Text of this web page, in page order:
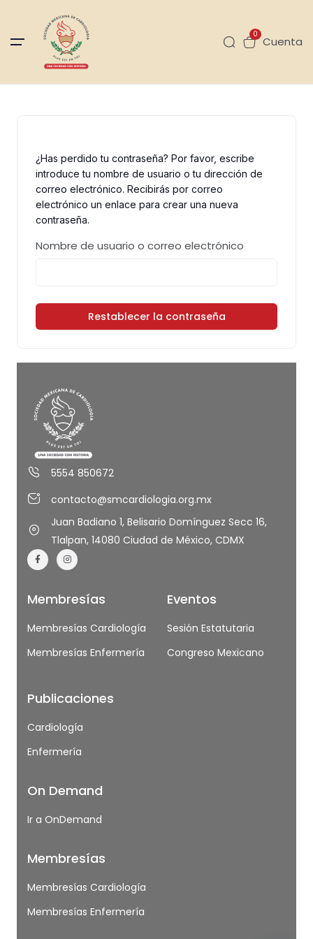
0
Cuenta
¿Has perdido tu contraseña? Por favor, escribe
introduce tu nombre de usuario o tu dirección de
correo electrónico. Recibirás por correo
electrónico un enlace para crear una nueva
contraseña.
Nombre de usuario o correo electrónico
Restablecer la contraseña
5554 850672
contacto@smcardiologia.org.mx
Juan Badiano 1, Belisario Domínguez Secc 16,
Tlalpan, 14080 Ciudad de México, CDMX
Membresías
Membresías Cardiología
Membresías Enfermería
Publicaciones
Cardiología
Enfermería
Eventos
Sesión Estatutaria
Congreso Mexicano
On Demand
Ir a OnDemand
Membresías
Membresías Cardiología
Membresías Enfermería